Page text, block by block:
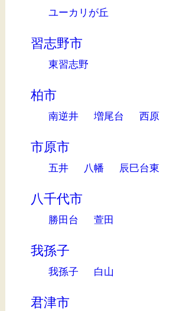
ユーカリが丘
習志野市
東習志野
柏市
南逆井 増尾台 西原
市原市
五井 八幡 辰巳台東
八千代市
勝田台 萱田
我孫子
我孫子 白山
君津市